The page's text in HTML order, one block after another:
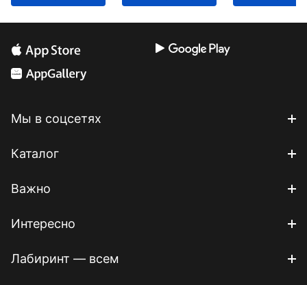
Мы в соцсетях
Каталог
Важно
Интересно
Лабиринт — всем